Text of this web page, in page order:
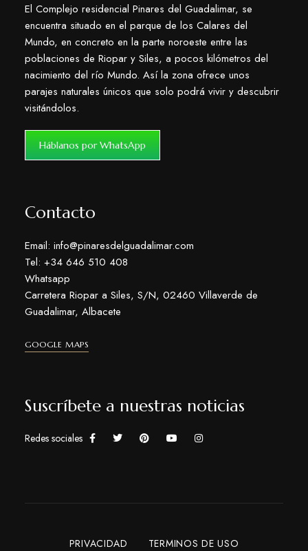
El Complejo residencial Pinares del Guadalimar, se
encuentra situado en el parque de los Calares del
Mundo, en concreto en la parte noroeste entre las
poblaciones de Riopar y Siles, a pocos kilómetros del
nacimiento del río Mundo. Así la zona ofrece unos
parajes naturales únicos que solo podrá vivir y descubrir
visitándolos.
Háblanos por WhatsApp
Contacto
Email: info@pinaresdelguadalimar.com
Tel: +34 646 510 408
Whatsapp
Carretera Riopar a Siles, S/N, 02460 Villaverde de
Guadalimar, Albacete
GOOGLE MAPS
Suscríbete a nuestras noticias
Redes sociales
PRIVACIDAD TERMINOS DE USO